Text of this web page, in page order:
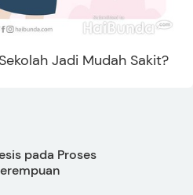
Jadi Mudah Sakit?
pada Proses